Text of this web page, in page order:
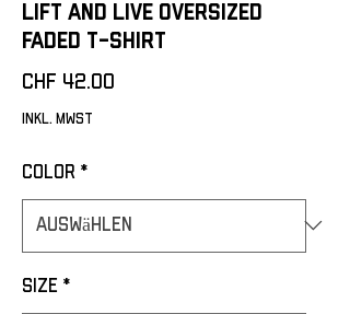
Lift and live Oversized
faded t-shirt
CHF 42.00
inkl. MwSt
Color *
Size *